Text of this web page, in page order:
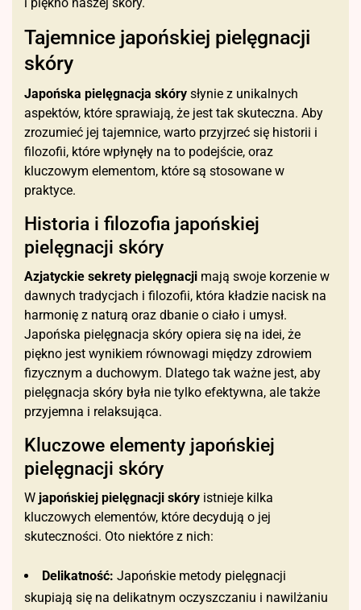
Tajemnice japońskiej pielęgnacji
skóry
Japońska pielęgnacja skóry słynie z unikalnych
aspektów, które sprawiają, że jest tak skuteczna. Aby
zrozumieć jej tajemnice, warto przyjrzeć się historii i
filozofii, które wpłynęły na to podejście, oraz
kluczowym elementom, które są stosowane w
praktyce.
Historia i filozofia japońskiej
pielęgnacji skóry
Azjatyckie sekrety pielęgnacji mają swoje korzenie w
dawnych tradycjach i filozofii, która kładzie nacisk na
harmonię z naturą oraz dbanie o ciało i umysł.
Japońska pielęgnacja skóry opiera się na idei, że
piękno jest wynikiem równowagi między zdrowiem
fizycznym a duchowym. Dlatego tak ważne jest, aby
pielęgnacja skóry była nie tylko efektywna, ale także
przyjemna i relaksująca.
Kluczowe elementy japońskiej
pielęgnacji skóry
W japońskiej pielęgnacji skóry istnieje kilka
kluczowych elementów, które decydują o jej
skuteczności. Oto niektóre z nich:
Delikatność: Japońskie metody pielęgnacji
skupiają się na delikatnym oczyszczaniu i nawilżaniu